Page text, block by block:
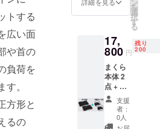
トする
広い面
や首の
負荷を
。
方形と
るの
予定価
格は資
及び支
援状況
によっ
て変更
になる
ことが
ありま
す。 ※
デザイ
ン・仕
詳細を見る を
選
択
す
る
17,
800 円
残り
200
まくら
本体 2
点 + 専
用カ
バー 2
販売予
支援
者：
0人